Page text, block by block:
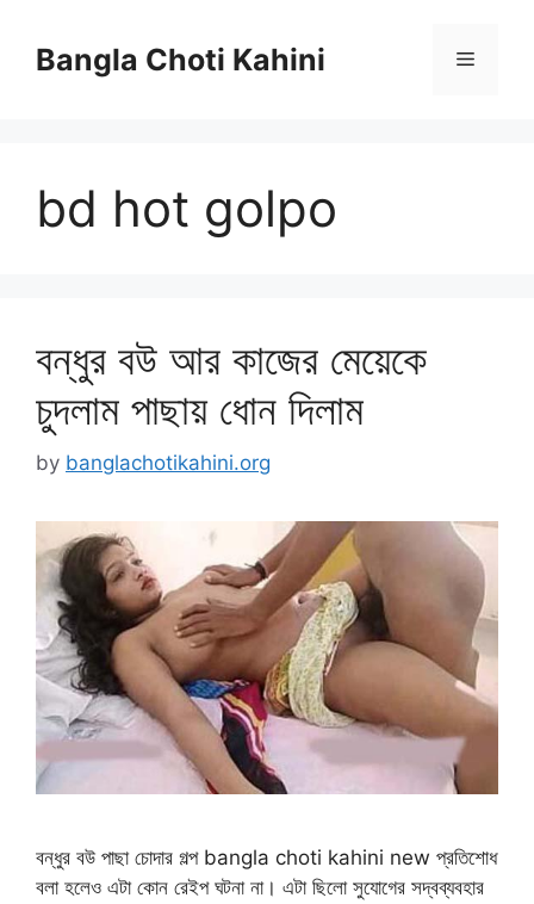
contentBangla Choti Kahini Menu
bd hot golpo
বন্ধুর বউ আর কাজের মেয়েকে
চুদলাম পাছায় ধোন দিলাম
by banglachotikahini.org
বন্ধুর বউ পাছা চোদার গল্প bangla choti kahini new প্রতিশোধ
বলা হলেও এটা কোন রেইপ ঘটনা না। এটা ছিলো সুযোগের সদ্বব্যবহার